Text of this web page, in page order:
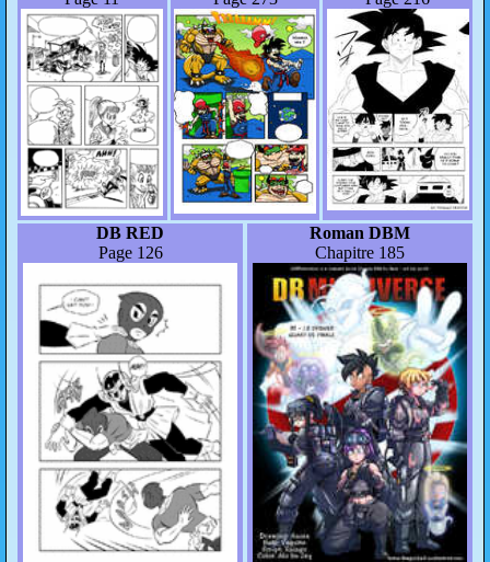
DB RED
Page 126
Roman DBM
Chapitre 185